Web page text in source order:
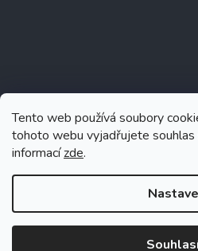
Tento web používá soubory
tohoto webu vyjadřujete souhlas
informacízde.
Sledovat na Instagramu